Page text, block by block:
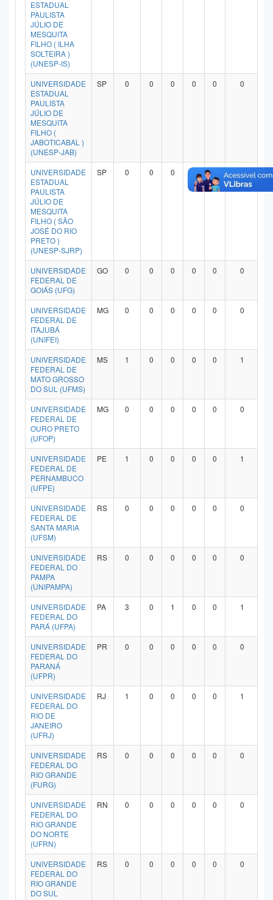
ESTADUAL
PAULISTA
JÚLIO DE
MESQUITA
FILHO ( ILHA
SOLTEIRA )
(UNESP-IS)
UNIVERSIDADE
ESTADUAL
PAULISTA
JÚLIO DE
MESQUITA
FILHO (
JABOTICABAL )
(UNESP-JAB)
SP 0 0 0 0 0 0
UNIVERSIDADE
ESTADUAL
PAULISTA
JÚLIO DE
MESQUITA
FILHO ( SÃO
JOSÉ DO RIO
PRETO )
(UNESP-SJRP)
SP 0 0 0 0
UNIVERSIDADE
FEDERAL DE
GOIÁS (UFG)
GO 0 0 0 0 0 0
UNIVERSIDADE
FEDERAL DE
ITAJUBÁ
(UNIFEI)
MG 0 0 0 0 0 0
UNIVERSIDADE
FEDERAL DE
MATO GROSSO
DO SUL (UFMS)
MS 1 0 0 0 0 1
UNIVERSIDADE
FEDERAL DE
OURO PRETO
(UFOP)
MG 0 0 0 0 0 0
UNIVERSIDADE
FEDERAL DE
PERNAMBUCO
(UFPE)
PE 1 0 0 0 0 1
UNIVERSIDADE
FEDERAL DE
SANTA MARIA
(UFSM)
RS 0 0 0 0 0 0
UNIVERSIDADE
FEDERAL DO
PAMPA
(UNIPAMPA)
RS 0 0 0 0 0 0
UNIVERSIDADE
FEDERAL DO
PARÁ (UFPA)
PA 3 0 1 0 0 1
UNIVERSIDADE
FEDERAL DO
PARANÁ
(UFPR)
PR 0 0 0 0 0 0
UNIVERSIDADE
FEDERAL DO
RIO DE
JANEIRO
(UFRJ)
RJ 1 0 0 0 0 1
UNIVERSIDADE
FEDERAL DO
RIO GRANDE
(FURG)
RS 0 0 0 0 0 0
UNIVERSIDADE
FEDERAL DO
RIO GRANDE
DO NORTE
(UFRN)
RN 0 0 0 0 0 0
UNIVERSIDADE
FEDERAL DO
RIO GRANDE
DO SUL
RS 0 0 0 0 0 0